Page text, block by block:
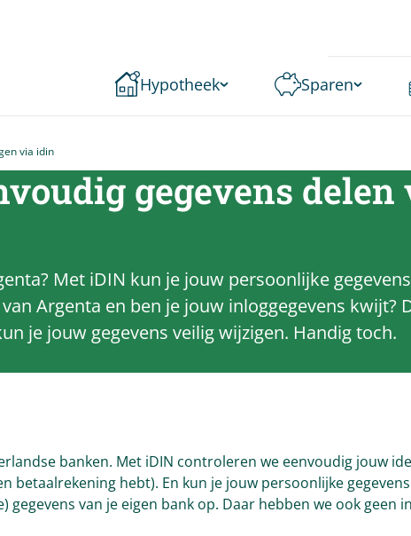
Hypotheek Sparen
via idin
gegevens delen
Met iDIN kun je jouw persoonlijke
Argenta en ben je jouw inloggegevens kwijt?
je jouw gegevens veilig wijzigen. Handig toch.
banken. Met iDIN controleren we eenvoudig jouw
betaalrekening hebt). En kun je jouw persoonlijke
gegevens van je eigen bank op. Daar hebben we ook geen